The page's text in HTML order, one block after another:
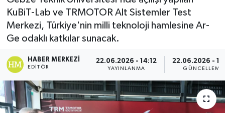
KuBiT-Lab ve TRMOTOR Alt Sistemler Test
Merkezi, Türkiye'nin milli teknoloji hamlesine Ar-
Ge odaklı katkılar sunacak.
HABER MERKEZI
EDITÖR
22.06.2026 - 14:12
YAYINLANMA
22.06.2026 -
GÜNCELLEME